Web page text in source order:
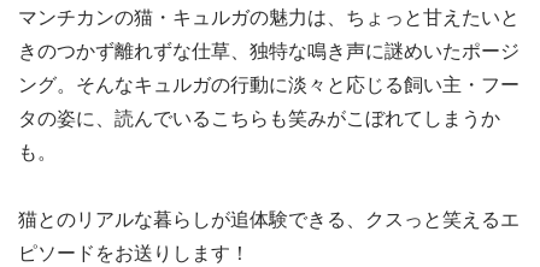
マンチカンの猫・キュルガの魅力は、ちょっと甘えたいと
きのつかず離れずな仕草、独特な鳴き声に謎めいたポージ
ング。そんなキュルガの行動に淡々と応じる飼い主・フー
タの姿に、読んでいるこちらも笑みがこぼれてしまうか
も。
猫とのリアルな暮らしが追体験できる、クスっと笑えるエ
ピソードをお送りします！